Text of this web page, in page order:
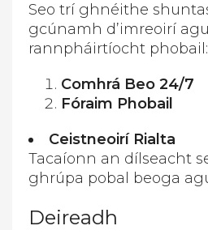
Seo trí ghnéithe
gcúnamh d’imreoirí
rannpháirtíocht phobail:
Comhrá Beo 24/7
Fóraim Phobail
Ceistneoirí Rialta
Tacaíonn an dílseacht
ghrúpa pobal beoga
Deireadh